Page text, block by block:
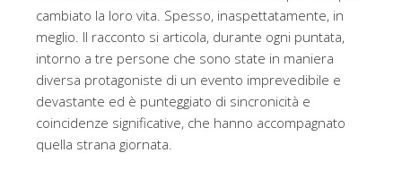
cambiato la loro vita. Spesso, inaspettatamente, in
meglio. Il racconto si articola, durante ogni puntata,
intorno a tre persone che sono state in maniera
diversa protagoniste di un evento imprevedibile e
devastante ed è punteggiato di sincronicità e
coincidenze significative, che hanno accompagnato
quella strana giornata.